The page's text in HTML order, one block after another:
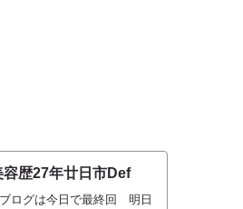
歴27年廿日市Def
ログは今日で最終回 明日